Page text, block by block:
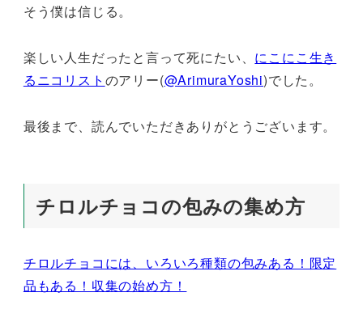
そう僕は信じる。
楽しい人生だったと言って死にたい、 にこにこ生き
るニコリスト のアリー(@ArimuraYoshi)でした。
最後まで、読んでいただきありがとうございます。
チロルチョコの包みの集め方
チロルチョコには、いろいろ種類の包みある！限定
品もある！収集の始め方！